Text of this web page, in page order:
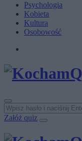
Psychologia
Kobieta
Kultura
Osobowość
Załóż quiz